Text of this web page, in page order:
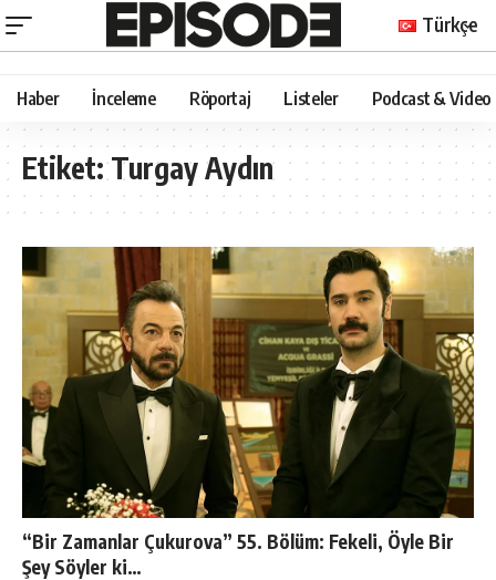
Türkçe
Haber İnceleme Röportaj Listeler Podcast & Video
Etiket:Turgay Aydın
“Bir Zamanlar Çukurova” 55. Bölüm: Fekeli, Öyle Bir
Şey Söyler ki…